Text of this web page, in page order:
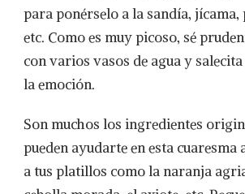
para ponérselo a la sandía, jícama,
etc. Como es muy picoso, sé
con varios vasos de agua y
la emoción.
Son muchos los ingredientes
pueden ayudarte en esta cuaresma
a tus platillos como la naranja